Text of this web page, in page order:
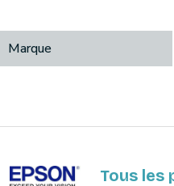
Marque
Tous les